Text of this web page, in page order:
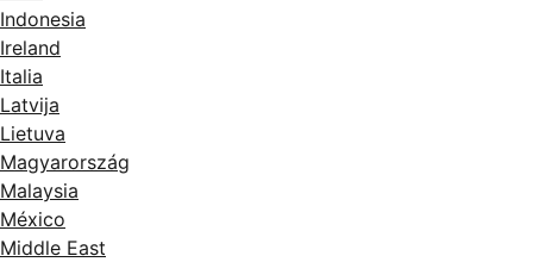
Indonesia
Ireland
Italia
Latvija
Lietuva
Magyarország
Malaysia
México
Middle East